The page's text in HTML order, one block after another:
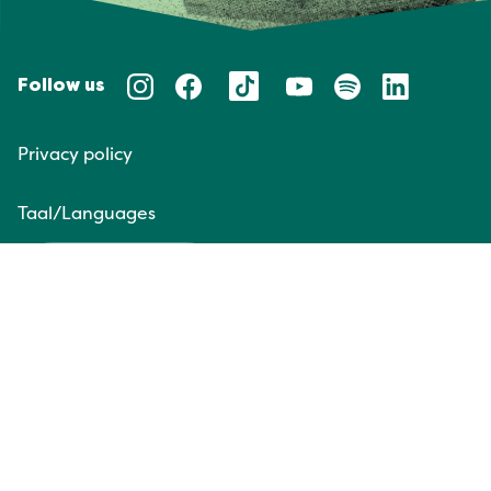
Follow us
Privacy policy
Taal/Languages